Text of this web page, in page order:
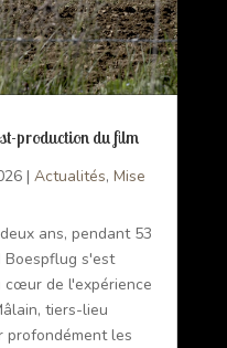
production du film
| Actualités, Mise
ans, pendant 53
Boespflug s'est
cœur de l'expérience
tiers-lieu
profondément les